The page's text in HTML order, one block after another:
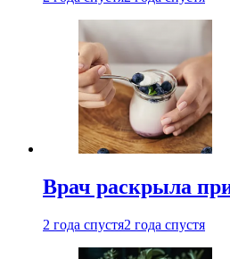
Врач раскрыла
2 года спустя2 года спустя